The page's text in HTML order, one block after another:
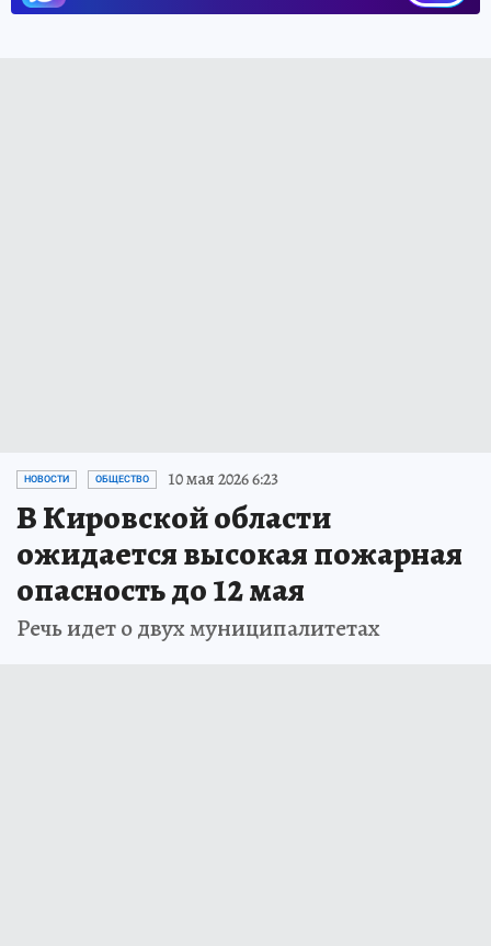
НОВОСТИ ОБЩЕСТВО 10 мая 2026 6:23
В Кировской области
ожидается высокая пожарная
опасность до 12 мая
Речь идет о двух муниципалитетах